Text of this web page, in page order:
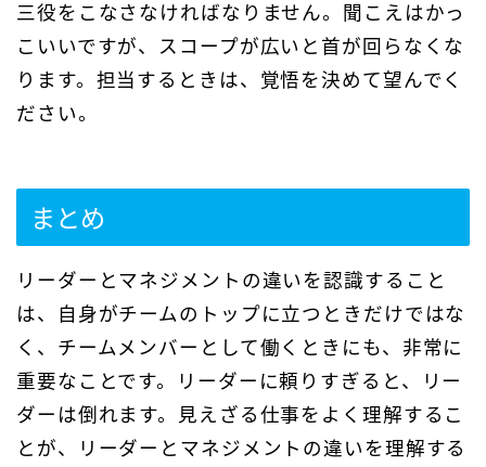
三役をこなさなければなりません。聞こえはかっ
こいいですが、スコープが広いと首が回らなくな
ります。担当するときは、覚悟を決めて望んでく
ださい。
まとめ
リーダーとマネジメントの違いを認識すること
は、自身がチームのトップに立つときだけではな
く、チームメンバーとして働くときにも、非常に
重要なことです。リーダーに頼りすぎると、リー
ダーは倒れます。見えざる仕事をよく理解するこ
とが、リーダーとマネジメントの違いを理解する